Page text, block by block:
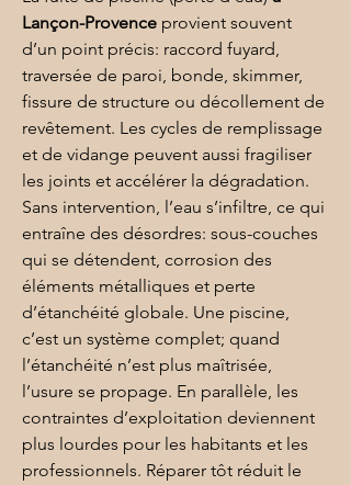
Lançon-Provence provient souvent
d’un point précis: raccord fuyard,
traversée de paroi, bonde, skimmer,
fissure de structure ou décollement de
revêtement. Les cycles de remplissage
et de vidange peuvent aussi fragiliser
les joints et accélérer la dégradation.
Sans intervention, l’eau s’infiltre, ce qui
entraîne des désordres: sous-couches
qui se détendent, corrosion des
éléments métalliques et perte
d’étanchéité globale. Une piscine,
c’est un système complet; quand
l’étanchéité n’est plus maîtrisée,
l’usure se propage. En parallèle, les
contraintes d’exploitation deviennent
plus lourdes pour les habitants et les
professionnels. Réparer tôt réduit le